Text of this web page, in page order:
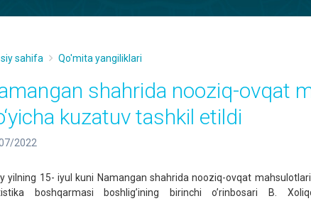
sahifa Qo'mita yangiliklari
shahrida nooziq-ovqat
kuzatuv tashkil etildi
2022
yilning 15- iyul kuni Namangan shahrida nooziq-ovqat
boshqarmasi boshligʼining birinchi oʼrinbosari B.